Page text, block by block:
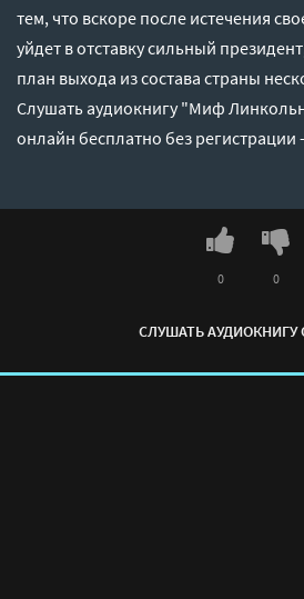
тем, что вскоре после истечения
уйдет в отставку сильный
план выхода из состава страны
Слушать аудиокнигу "Миф
онлайн бесплатно без регистрации
СЛУШАТЬ АУДИОКНИГУ
0 0